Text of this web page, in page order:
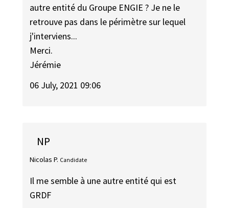
autre entité du Groupe ENGIE ? Je ne le
retrouve pas dans le périmètre sur lequel
j'interviens...
Merci.
Jérémie
06 July, 2021 09:06
NP
Nicolas P. Candidate
Il me semble à une autre entité qui est
GRDF